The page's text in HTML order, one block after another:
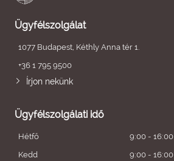
Ügyfélszolgálat
1077 Budapest, Kéthly Anna tér 1.
+36 1 795 9500
Írjon nekünk
Ügyfélszolgálati idő
Hétfő
9:00 - 16:00
Kedd
9:00 - 16:00